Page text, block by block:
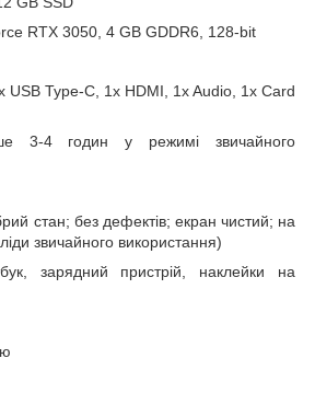
RTX 3050, 4 GB GDDR6, 128-bit
USB Type-C, 1x HDMI, 1x Audio, 1x Card
3-4 годин у режимі звичайного
стан; без дефектів; екран чистий; на
звичайного використання)
зарядний пристрій, наклейки на